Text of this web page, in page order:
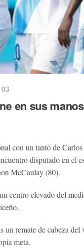
en sus
con un tanto de
disputado en el
McCaulay (80).
centro elevado del
un remate de cabeza
meta.